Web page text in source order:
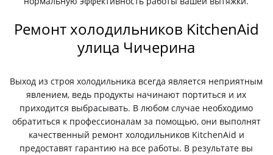
Ремонт холодильников KitchenAid
улица Чичерина
Выход из строя холодильника всегда является неприятным
явлением, ведь продукты начинают портиться и их
приходится выбрасывать. В любом случае необходимо
обратиться к профессионалам за помощью, они выполнят
качественный ремонт холодильников KitchenAid и
предоставят гарантию на все работы. В результате вы